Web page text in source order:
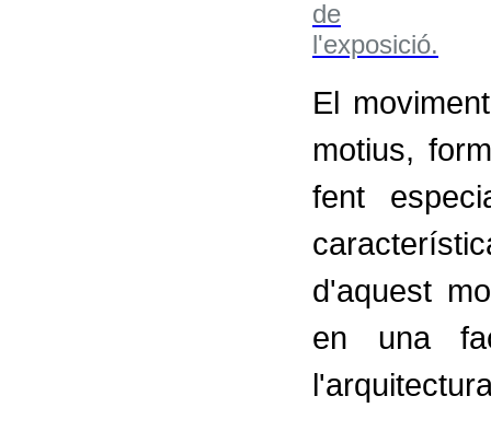
El
motius,
fent
d'aquest
en una